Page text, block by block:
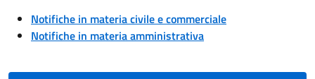
Notifiche in materia civile e commerciale
Notifiche in materia amministrativa